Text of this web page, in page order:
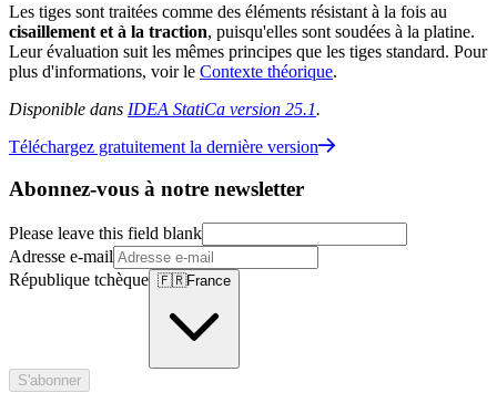
Les tiges sont traitées comme des éléments résistant à la fois au
cisaillement et à la traction, puisqu'elles sont soudées à la platine.
Leur évaluation suit les mêmes principes que les tiges standard. Pour
plus d'informations, voir le Contexte théorique.
Disponible dans IDEA StatiCa version 25.1.
Téléchargez gratuitement la dernière version
Abonnez-vous à notre newsletter
Please leave this field blank
Adresse e-mail
République tchèque 🇫🇷France
S'abonner